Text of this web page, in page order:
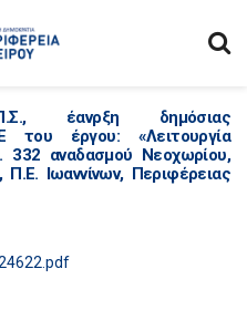
Π.Σ., έανρξη δημόσιας
έργου: «Λειτουργία
332 αναδασμού Νεοχωρίου,
Ιωαννίνων, Περιφέρειας